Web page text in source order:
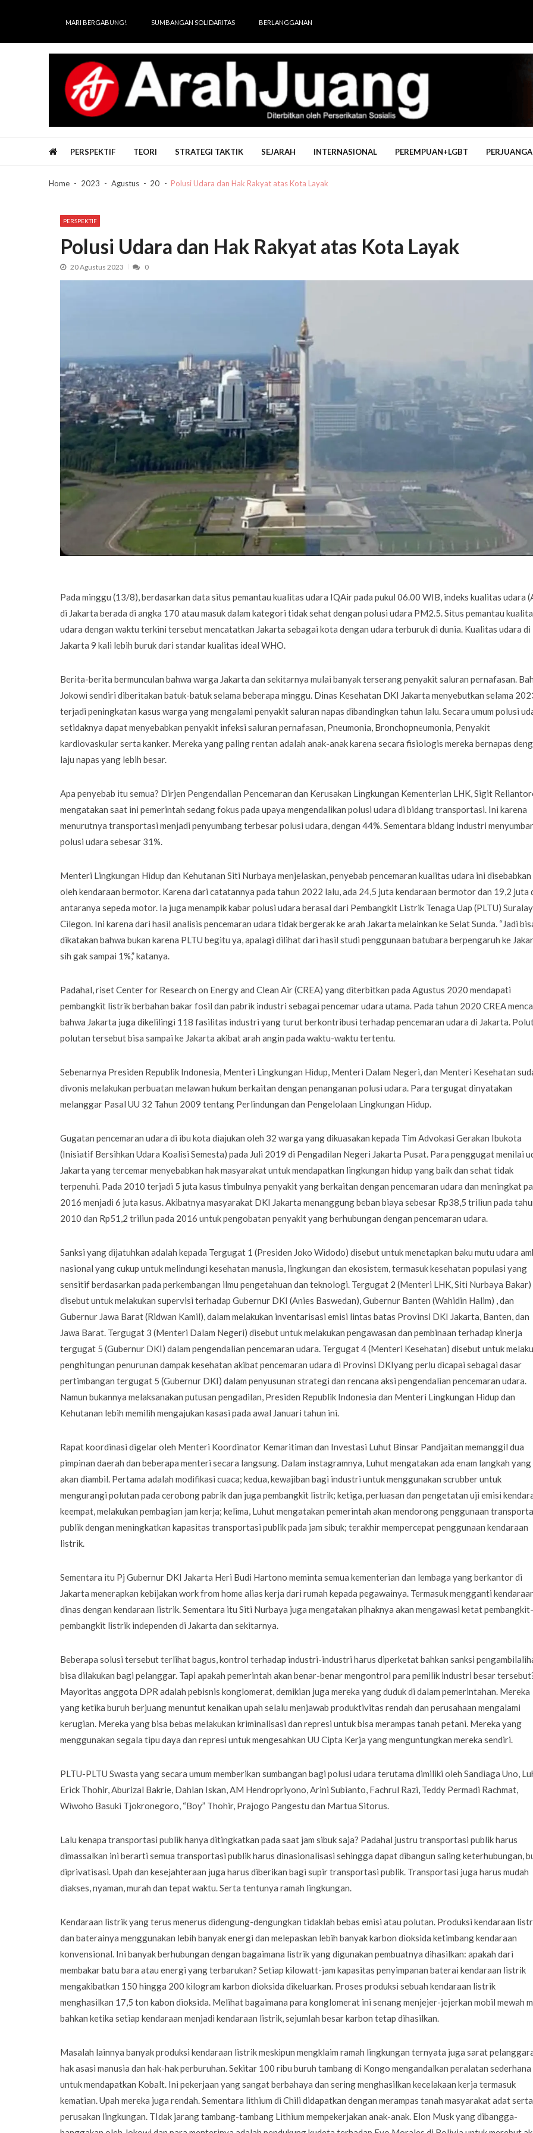
MARI BERGABUNG! SUMBANGAN SOLIDARITAS BERLANGGANAN
PERSPEKTIF TEORI STRATEGI TAKTIK SEJARAH INTERNASIONAL PEREMPUAN+LGBT
Home 2023 Agustus 20 Polusi Udara dan Hak Rakyat atas Kota Layak
PERSPEKTIF
Polusi Udara dan Hak Rakyat atas Kota Layak
20 Agustus 2023 0
Pada minggu (13/8), berdasarkan data situs pemantau kualitas udara IQAir pada pukul 06.00 WIB, indeks kualitas udara
di Jakarta berada di angka 170 atau masuk dalam kategori tidak sehat dengan polusi udara PM2.5. Situs pemantau
udara dengan waktu terkini tersebut mencatatkan Jakarta sebagai kota dengan udara terburuk di dunia. Kualitas udara di
Jakarta 9 kali lebih buruk dari standar kualitas ideal WHO.
Berita-berita bermunculan bahwa warga Jakarta dan sekitarnya mulai banyak terserang penyakit saluran pernafasan.
Jokowi sendiri diberitakan batuk-batuk selama beberapa minggu. Dinas Kesehatan DKI Jakarta menyebutkan selama
terjadi peningkatan kasus warga yang mengalami penyakit saluran napas dibandingkan tahun lalu. Secara umum polusi
setidaknya dapat menyebabkan penyakit infeksi saluran pernafasan, Pneumonia, Bronchopneumonia, Penyakit
kardiovaskular serta kanker. Mereka yang paling rentan adalah anak-anak karena secara fisiologis mereka bernapas
laju napas yang lebih besar.
Apa penyebab itu semua? Dirjen Pengendalian Pencemaran dan Kerusakan Lingkungan Kementerian LHK, Sigit
mengatakan saat ini pemerintah sedang fokus pada upaya mengendalikan polusi udara di bidang transportasi. Ini karena
menurutnya transportasi menjadi penyumbang terbesar polusi udara, dengan 44%. Sementara bidang industri
polusi udara sebesar 31%.
Menteri Lingkungan Hidup dan Kehutanan Siti Nurbaya menjelaskan, penyebab pencemaran kualitas udara ini disebabkan
oleh kendaraan bermotor. Karena dari catatannya pada tahun 2022 lalu, ada 24,5 juta kendaraan bermotor dan 19,2 juta
antaranya sepeda motor. Ia juga menampik kabar polusi udara berasal dari Pembangkit Listrik Tenaga Uap (PLTU)
Cilegon. Ini karena dari hasil analisis pencemaran udara tidak bergerak ke arah Jakarta melainkan ke Selat Sunda. “Jadi
dikatakan bahwa bukan karena PLTU begitu ya, apalagi dilihat dari hasil studi penggunaan batubara berpengaruh ke
sih gak sampai 1%,” katanya.
Padahal, riset Center for Research on Energy and Clean Air (CREA) yang diterbitkan pada Agustus 2020 mendapati
pembangkit listrik berbahan bakar fosil dan pabrik industri sebagai pencemar udara utama. Pada tahun 2020 CREA
bahwa Jakarta juga dikelilingi 118 fasilitas industri yang turut berkontribusi terhadap pencemaran udara di Jakarta.
polutan tersebut bisa sampai ke Jakarta akibat arah angin pada waktu-waktu tertentu.
Sebenarnya Presiden Republik Indonesia, Menteri Lingkungan Hidup, Menteri Dalam Negeri, dan Menteri Kesehatan
divonis melakukan perbuatan melawan hukum berkaitan dengan penanganan polusi udara. Para tergugat dinyatakan
melanggar Pasal UU 32 Tahun 2009 tentang Perlindungan dan Pengelolaan Lingkungan Hidup.
Gugatan pencemaran udara di ibu kota diajukan oleh 32 warga yang dikuasakan kepada Tim Advokasi Gerakan Ibukota
(Inisiatif Bersihkan Udara Koalisi Semesta) pada Juli 2019 di Pengadilan Negeri Jakarta Pusat. Para penggugat menilai
Jakarta yang tercemar menyebabkan hak masyarakat untuk mendapatkan lingkungan hidup yang baik dan sehat tidak
terpenuhi. Pada 2010 terjadi 5 juta kasus timbulnya penyakit yang berkaitan dengan pencemaran udara dan meningkat
2016 menjadi 6 juta kasus. Akibatnya masyarakat DKI Jakarta menanggung beban biaya sebesar Rp38,5 triliun pada
2010 dan Rp51,2 triliun pada 2016 untuk pengobatan penyakit yang berhubungan dengan pencemaran udara.
Sanksi yang dijatuhkan adalah kepada Tergugat 1 (Presiden Joko Widodo) disebut untuk menetapkan baku mutu udara
nasional yang cukup untuk melindungi kesehatan manusia, lingkungan dan ekosistem, termasuk kesehatan populasi yang
sensitif berdasarkan pada perkembangan ilmu pengetahuan dan teknologi. Tergugat 2 (Menteri LHK, Siti Nurbaya Bakar)
disebut untuk melakukan supervisi terhadap Gubernur DKI (Anies Baswedan), Gubernur Banten (Wahidin Halim) , dan
Gubernur Jawa Barat (Ridwan Kamil), dalam melakukan inventarisasi emisi lintas batas Provinsi DKI Jakarta, Banten, dan
Jawa Barat. Tergugat 3 (Menteri Dalam Negeri) disebut untuk melakukan pengawasan dan pembinaan terhadap kinerja
tergugat 5 (Gubernur DKI) dalam pengendalian pencemaran udara. Tergugat 4 (Menteri Kesehatan) disebut untuk
penghitungan penurunan dampak kesehatan akibat pencemaran udara di Provinsi DKIyang perlu dicapai sebagai dasar
pertimbangan tergugat 5 (Gubernur DKI) dalam penyusunan strategi dan rencana aksi pengendalian pencemaran udara.
Namun bukannya melaksanakan putusan pengadilan, Presiden Republik Indonesia dan Menteri Lingkungan Hidup dan
Kehutanan lebih memilih mengajukan kasasi pada awal Januari tahun ini.
Rapat koordinasi digelar oleh Menteri Koordinator Kemaritiman dan Investasi Luhut Binsar Pandjaitan memanggil dua
pimpinan daerah dan beberapa menteri secara langsung. Dalam instagramnya, Luhut mengatakan ada enam langkah yang
akan diambil. Pertama adalah modifikasi cuaca; kedua, kewajiban bagi industri untuk menggunakan scrubber untuk
mengurangi polutan pada cerobong pabrik dan juga pembangkit listrik; ketiga, perluasan dan pengetatan uji emisi
keempat, melakukan pembagian jam kerja; kelima, Luhut mengatakan pemerintah akan mendorong penggunaan
publik dengan meningkatkan kapasitas transportasi publik pada jam sibuk; terakhir mempercepat penggunaan kendaraan
listrik.
Sementara itu Pj Gubernur DKI Jakarta Heri Budi Hartono meminta semua kementerian dan lembaga yang berkantor di
Jakarta menerapkan kebijakan work from home alias kerja dari rumah kepada pegawainya. Termasuk mengganti
dinas dengan kendaraan listrik. Sementara itu Siti Nurbaya juga mengatakan pihaknya akan mengawasi ketat pembangkit-
pembangkit listrik independen di Jakarta dan sekitarnya.
Beberapa solusi tersebut terlihat bagus, kontrol terhadap industri-industri harus diperketat bahkan sanksi
bisa dilakukan bagi pelanggar. Tapi apakah pemerintah akan benar-benar mengontrol para pemilik industri besar
Mayoritas anggota DPR adalah pebisnis konglomerat, demikian juga mereka yang duduk di dalam pemerintahan. Mereka
yang ketika buruh berjuang menuntut kenaikan upah selalu menjawab produktivitas rendah dan perusahaan mengalami
kerugian. Mereka yang bisa bebas melakukan kriminalisasi dan represi untuk bisa merampas tanah petani. Mereka yang
menggunakan segala tipu daya dan represi untuk mengesahkan UU Cipta Kerja yang menguntungkan mereka sendiri.
PLTU-PLTU Swasta yang secara umum memberikan sumbangan bagi polusi udara terutama dimiliki oleh Sandiaga Uno,
Erick Thohir, Aburizal Bakrie, Dahlan Iskan, AM Hendropriyono, Arini Subianto, Fachrul Razi, Teddy Permadi Rachmat,
Wiwoho Basuki Tjokronegoro, “Boy” Thohir, Prajogo Pangestu dan Martua Sitorus.
Lalu kenapa transportasi publik hanya ditingkatkan pada saat jam sibuk saja? Padahal justru transportasi publik harus
dimassalkan ini berarti semua transportasi publik harus dinasionalisasi sehingga dapat dibangun saling keterhubungan,
diprivatisasi. Upah dan kesejahteraan juga harus diberikan bagi supir transportasi publik. Transportasi juga harus mudah
diakses, nyaman, murah dan tepat waktu. Serta tentunya ramah lingkungan.
Kendaraan listrik yang terus menerus didengung-dengungkan tidaklah bebas emisi atau polutan. Produksi kendaraan
dan baterainya menggunakan lebih banyak energi dan melepaskan lebih banyak karbon dioksida ketimbang kendaraan
konvensional. Ini banyak berhubungan dengan bagaimana listrik yang digunakan pembuatnya dihasilkan: apakah dari
membakar batu bara atau energi yang terbarukan? Setiap kilowatt-jam kapasitas penyimpanan baterai kendaraan listrik
mengakibatkan 150 hingga 200 kilogram karbon dioksida dikeluarkan. Proses produksi sebuah kendaraan listrik
menghasilkan 17,5 ton kabon dioksida. Melihat bagaimana para konglomerat ini senang menjejer-jejerkan mobil mewah
bahkan ketika setiap kendaraan menjadi kendaraan listrik, sejumlah besar karbon tetap dihasilkan.
Masalah lainnya banyak produksi kendaraan listrik meskipun mengklaim ramah lingkungan ternyata juga sarat
hak asasi manusia dan hak-hak perburuhan. Sekitar 100 ribu buruh tambang di Kongo mengandalkan peralatan sederhana
untuk mendapatkan Kobalt. Ini pekerjaan yang sangat berbahaya dan sering menghasilkan kecelakaan kerja termasuk
kematian. Upah mereka juga rendah. Sementara lithium di Chili didapatkan dengan merampas tanah masyarakat adat serta
perusakan lingkungan. TIdak jarang tambang-tambang Lithium mempekerjakan anak-anak. Elon Musk yang dibangga-